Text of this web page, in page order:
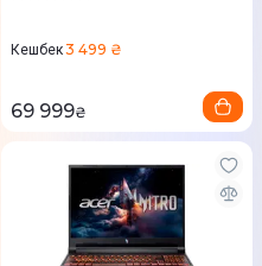
Кешбек3 499 ₴
69 999₴